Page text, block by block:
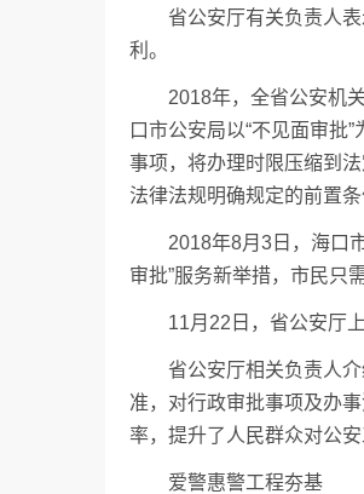
省公安厅有关负责人表示
利。
2018年，全省公安机关
口市公安局以“不见面审批
事项，将办理时限压缩到
法律法规明确规定的前置
2018年8月3日，海口市
审批”服务新举措，市民只
11月22日，省公安厅上
省公安厅相关负责人介绍
准，对行政审批事项及办
率，提升了人民群众对公安
爱警惠警工程夯基